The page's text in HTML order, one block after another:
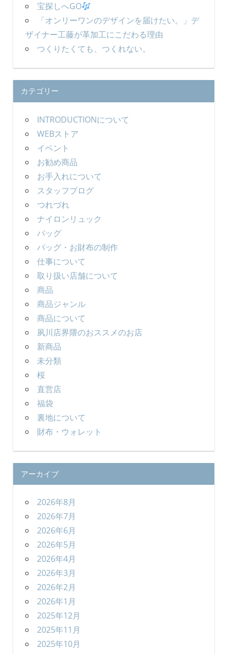
宝探しへGO
「オンリーワンのデザインを届けたい。」デ
ザイナー工藤が革加工にこだわる理由
つくりたくても、つくれない。
カテゴリー
INTRODUCTIONについて
WEBストア
イベント
お勧め商品
お手入れについて
スタッフブログ
つれづれ
ナイロンリュック
バッグ
バッグ・お財布の制作
仕事について
取り扱い店舗について
商品
商品ジャンル
商品について
夙川店界隈のおススメのお店
新商品
未分類
桜
直営店
福袋
裏地について
財布・ウォレット
アーカイブ
2026年8月
2026年7月
2026年6月
2026年5月
2026年4月
2026年3月
2026年2月
2026年1月
2025年12月
2025年11月
2025年10月